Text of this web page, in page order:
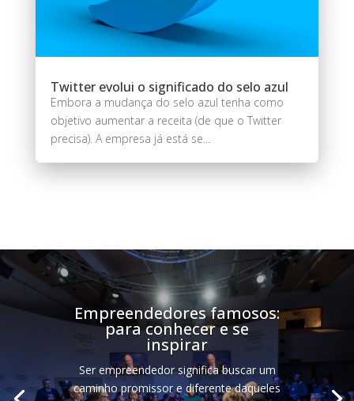
Twitter evolui o significado do selo azul
Embora a mudança do selo azul tenha como
objetivo aumentar a receita (de que o Twitter
precisa). A empresa já está se...
Empreendedores famosos:
para conhecer e se
inspirar
Ser empreendedor significa buscar um
caminho promissor e diferente daqueles